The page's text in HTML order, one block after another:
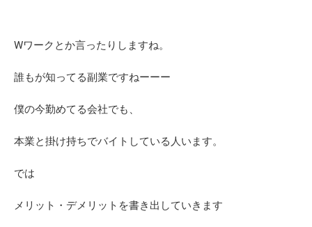
Wワークとか言ったりしますね。
誰もが知ってる副業ですねーーー
僕の今勤めてる会社でも、
本業と掛け持ちでバイトしている人います。
では
メリット・デメリットを書き出していきます